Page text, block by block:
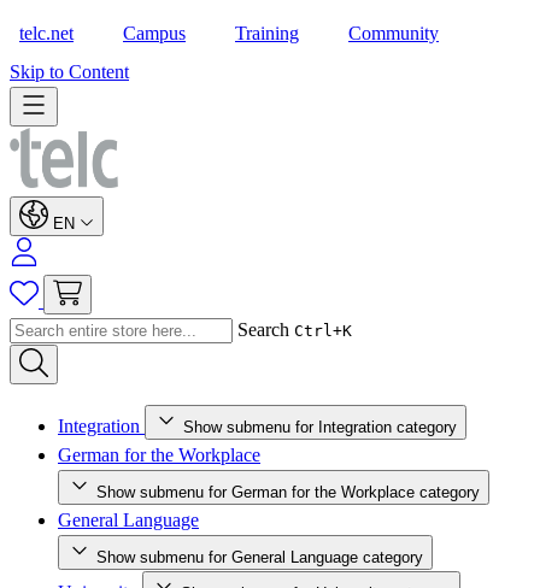
telc.net Campus Training Community
Skip to Content
EN
Search Ctrl+K
Integration Show submenu for Integration category
German for the Workplace
Show submenu for German for the Workplace category
General Language
Show submenu for General Language category